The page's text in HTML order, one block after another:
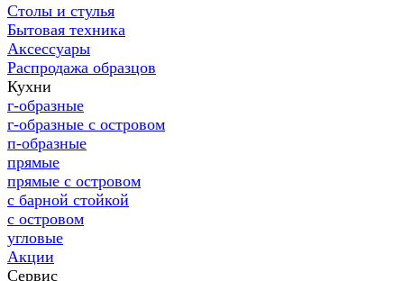
Столы и стулья
Бытовая техника
Аксессуары
Распродажа образцов
Кухни
г-образные
г-образные с островом
п-образные
прямые
прямые с островом
с барной стойкой
с островом
угловые
Акции
Сервис